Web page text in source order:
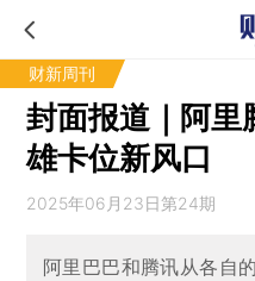
财新周刊
封面报道｜阿里
雄卡位新风口
2025年06月23日第24期
阿里巴巴和腾讯从各自